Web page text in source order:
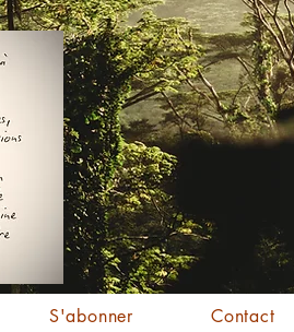
S'abonner Contact